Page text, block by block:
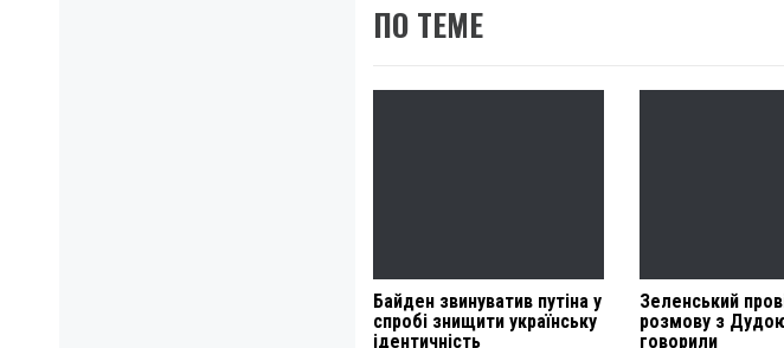
ПО ТЕМЕ
Байден звинуватив путіна у
спробі знищити українську
ідентичність
Зеленський
розмову з
говорили